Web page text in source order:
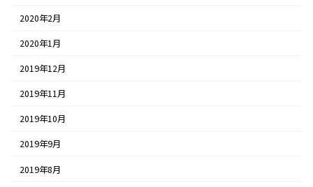
2020年2月
2020年1月
2019年12月
2019年11月
2019年10月
2019年9月
2019年8月